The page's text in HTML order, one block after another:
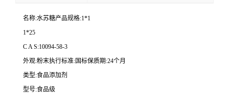
名称:水苏糖产品规格:1*1
1*25
C A S:10094-58-3
外观:粉末执行标准:国标保质期:24个月
类型:食品添加剂
型号:食品级